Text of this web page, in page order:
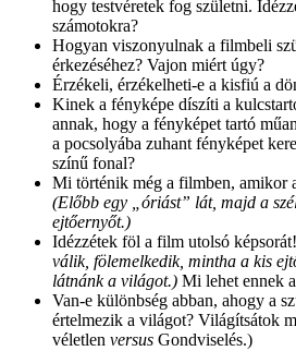
hogy testvéretek fog születni.
számotokra?
Hogyan viszonyulnak a filmbeli
érkezéséhez? Vajon miért úgy?
Érzékeli, érzékelheti-e a kisfiú a
Kinek a fényképe díszíti a
annak, hogy a fényképet tartó
a pocsolyába zuhant fényképet
színű fonal?
Mi történik még a filmben, amikor
(Előbb egy „óriást” lát, majd a
ejtőernyőt.)
Idézzétek föl a film utolsó képsorát!
válik, fölemelkedik, mintha a kis
látnánk a világot.) Mi lehet ennek
Van-e különbség abban, ahogy a
értelmezik a világot? Világítsátok
véletlen versus Gondviselés.)